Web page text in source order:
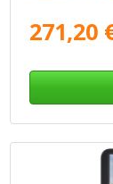
271,20